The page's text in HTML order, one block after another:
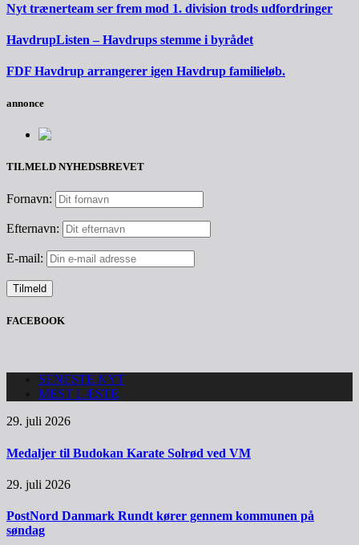
Nyt trænerteam ser frem mod 1. division trods udfordringer
HavdrupListen – Havdrups stemme i byrådet
FDF Havdrup arrangerer igen Havdrup familieløb.
annonce
TILMELD NYHEDSBREVET
Fornavn:
Efternavn:
E-mail:
FACEBOOK
SENESTE NYT
MEST LÆSTE
29. juli 2026
Medaljer til Budokan Karate Solrød ved VM
29. juli 2026
PostNord Danmark Rundt kører gennem kommunen på
søndag